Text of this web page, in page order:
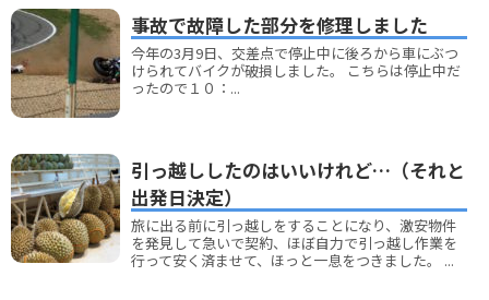
事故で故障した部分を修理しました
今年の3月9日、交差点で停止中に後ろから車にぶつ
けられてバイクが破損しました。 こちらは停止中だ
ったので１０：...
引っ越ししたのはいいけれど…（それと
出発日決定）
旅に出る前に引っ越しをすることになり、激安物件
を発見して急いで契約、ほぼ自力で引っ越し作業を
行って安く済ませて、ほっと一息をつきました。 ...